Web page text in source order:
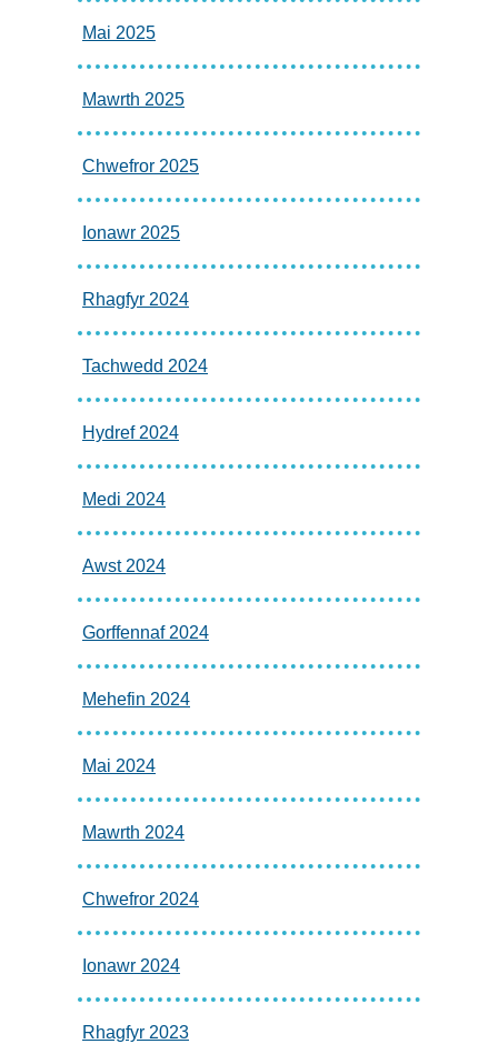
Mai 2025
Mawrth 2025
Chwefror 2025
Ionawr 2025
Rhagfyr 2024
Tachwedd 2024
Hydref 2024
Medi 2024
Awst 2024
Gorffennaf 2024
Mehefin 2024
Mai 2024
Mawrth 2024
Chwefror 2024
Ionawr 2024
Rhagfyr 2023